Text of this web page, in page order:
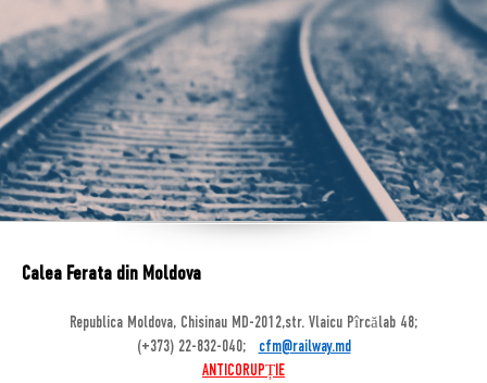
Calea Ferata din Moldova
Republica Moldova, Chisinau MD-2012,str. Vlaicu Pîrcălab 48;
(+373) 22-832-040;
cfm@railway.md
ANTICORUPȚIE